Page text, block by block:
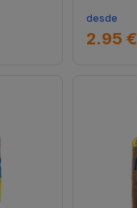
desde
2.95 €